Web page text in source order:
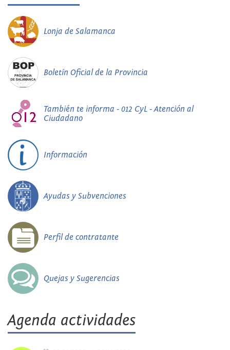
Lonja de Salamanca
Boletín Oficial de la Provincia
También te informa - 012 CyL - Atención al
Ciudadano
Información
Ayudas y Subvenciones
Perfil de contratante
Quejas y Sugerencias
Agenda actividades